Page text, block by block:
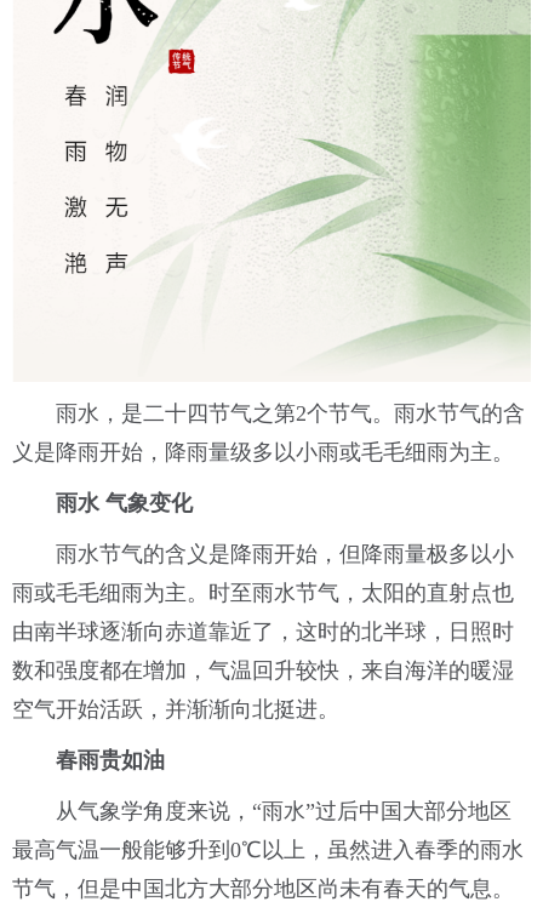
雨水，是二十四节气之第2个节气。雨水节气的含
义是降雨开始，降雨量级多以小雨或毛毛细雨为主。
雨水 气象变化
雨水节气的含义是降雨开始，但降雨量极多以小
雨或毛毛细雨为主。时至雨水节气，太阳的直射点也
由南半球逐渐向赤道靠近了，这时的北半球，日照时
数和强度都在增加，气温回升较快，来自海洋的暖湿
空气开始活跃，并渐渐向北挺进。
春雨贵如油
从气象学角度来说，“雨水”过后中国大部分地区
最高气温一般能够升到0℃以上，虽然进入春季的雨水
节气，但是中国北方大部分地区尚未有春天的气息。